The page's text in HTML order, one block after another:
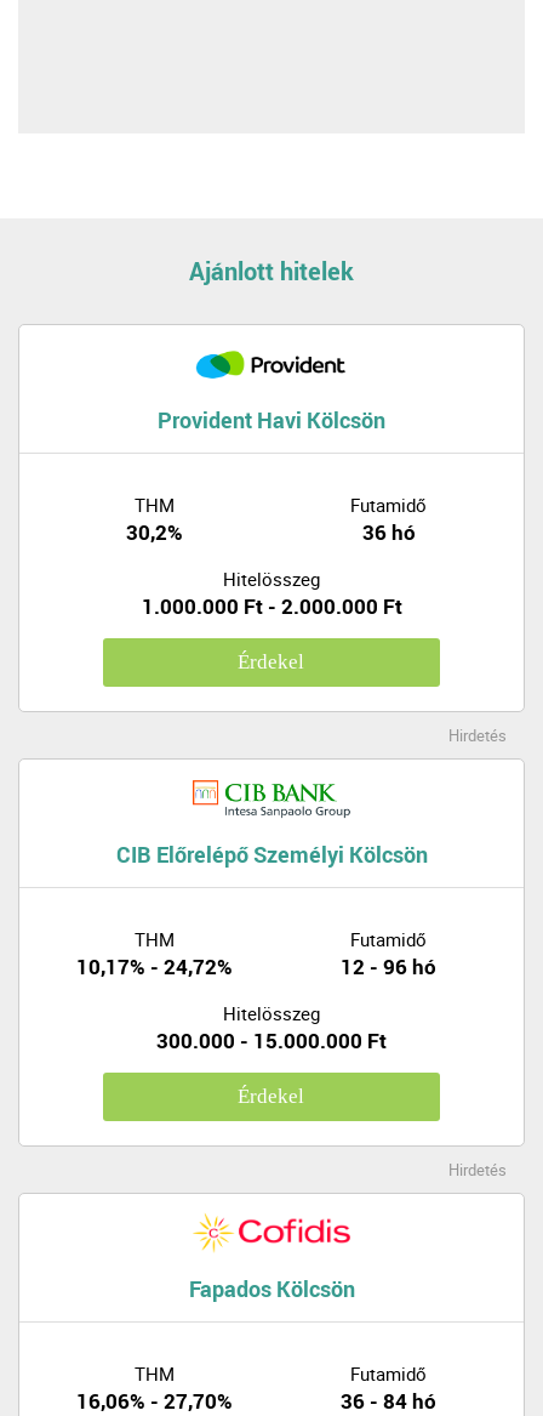
Ajánlott hitelek
Provident Havi Kölcsön
THM
30,2%
Futamidő
36 hó
Hitelösszeg
1.000.000 Ft - 2.000.000 Ft
Érdekel
Hirdetés
CIB Előrelépő Személyi Kölcsön
THM
10,17% - 24,72%
Futamidő
12 - 96 hó
Hitelösszeg
300.000 - 15.000.000 Ft
Érdekel
Hirdetés
Fapados Kölcsön
THM
16,06% - 27,70%
Futamidő
36 - 84 hó